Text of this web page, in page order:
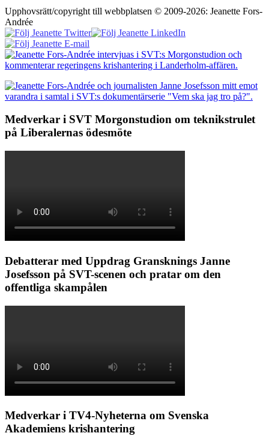
Upphovsrätt/copyright till webbplatsen © 2009-2026: Jeanette Fors-
Andrée
Medverkar i SVT Morgonstudion om teknikstrulet
på Liberalernas ödesmöte
Debatterar med Uppdrag Gransknings Janne
Josefsson på SVT-scenen och pratar om den
offentliga skampålen
Medverkar i TV4-Nyheterna om Svenska
Akademiens krishantering